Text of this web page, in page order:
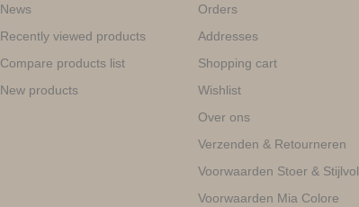
News
Recently viewed products
Compare products list
New products
Orders
Addresses
Shopping cart
Wishlist
Over ons
Verzenden & Retourneren
Voorwaarden Stoer & Stijlvol
Voorwaarden Mia Colore